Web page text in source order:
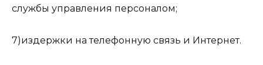
службы управления персоналом;
7)издержки на телефонную связь и Интернет.